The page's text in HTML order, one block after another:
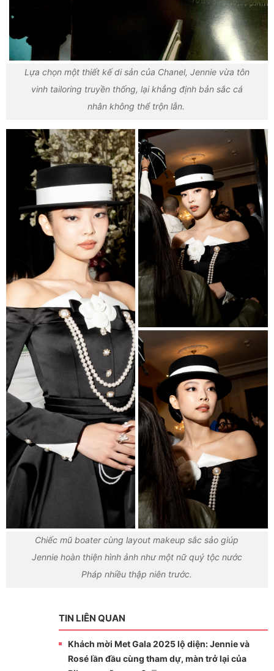
Lựa chọn một thiết kế di sản của Chanel, Jennie vừa tôn
vinh tailoring truyền thống, lại khẳng định bản sắc cá
nhân không thể trộn lẫn.
Chiếc mũ boater cùng layout makeup sắc sảo giúp
Jennie hoàn thiện hình ảnh như một nữ quý tộc nước
Pháp nhiều thập niên trước.
TIN LIÊN QUAN
Khách mời Met Gala 2025 lộ diện: Jennie và
Rosé lần đầu cùng tham dự, màn trở lại của